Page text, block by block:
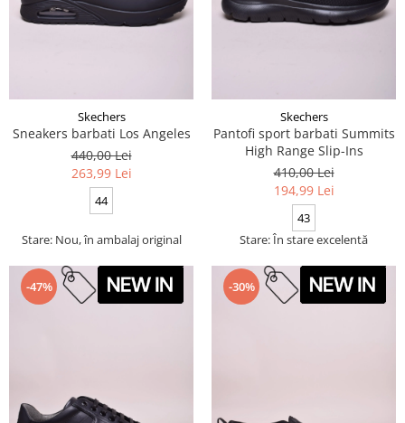
Skechers
Sneakers barbati Los Angeles
440,00 Lei
263,99 Lei
44
Stare: Nou, în ambalaj original
Skechers
Pantofi sport barbati Summits
High Range Slip-Ins
410,00 Lei
194,99 Lei
43
Stare: În stare excelentă
-47% -30%